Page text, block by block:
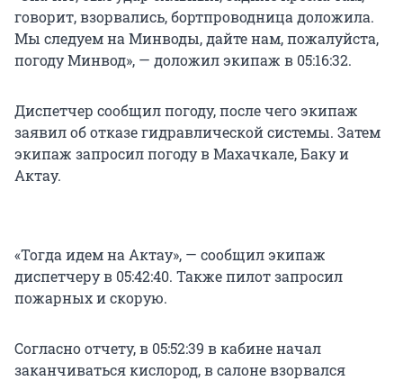
говорит, взорвались, бортпроводница доложила.
Мы следуем на Минводы, дайте нам, пожалуйста,
погоду Минвод», — доложил экипаж в 05:16:32.
Диспетчер сообщил погоду, после чего экипаж
заявил об отказе гидравлической системы. Затем
экипаж запросил погоду в Махачкале, Баку и
Актау.
«Тогда идем на Актау», — сообщил экипаж
диспетчеру в 05:42:40. Также пилот запросил
пожарных и скорую.
Согласно отчету, в 05:52:39 в кабине начал
заканчиваться кислород, в салоне взорвался